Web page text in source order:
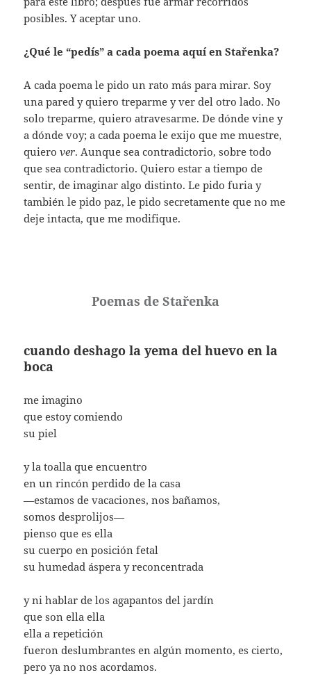
posibles. Y aceptar uno.
¿Qué le “pedís” a cada poema aquí en Stařenka?
A cada poema le pido un rato más para mirar. Soy
una pared y quiero treparme y ver del otro lado. No
solo treparme, quiero atravesarme. De dónde vine y
a dónde voy; a cada poema le exijo que me muestre,
quierover. Aunque sea contradictorio, sobre todo
que sea contradictorio. Quiero estar a tiempo de
sentir, de imaginar algo distinto. Le pido furia y
también le pido paz, le pido secretamente que no me
deje intacta, que me modifique.
Poemas de Stařenka
cuando deshago la yema del huevo en la
boca
me imagino
que estoy comiendo
su piel
y la toalla que encuentro
en un rincón perdido de la casa
—estamos de vacaciones, nos bañamos,
somos desprolijos—
pienso que es ella
su cuerpo en posición fetal
su humedad áspera y reconcentrada
y ni hablar de los agapantos del jardín
que son ella ella
ella a repetición
fueron deslumbrantes en algún momento, es cierto,
pero ya no nos acordamos.